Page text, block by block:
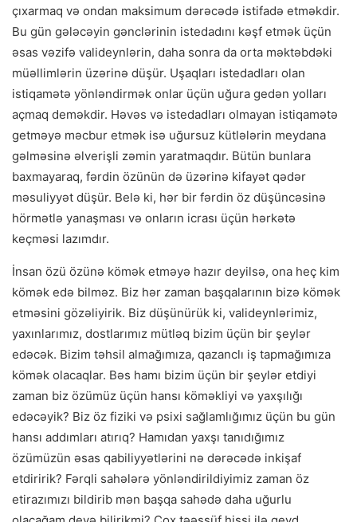
çıxarmaq və ondan maksimum dərəcədə istifadə etməkdir.
Bu gün gələcəyin gənclərinin istedadını kəşf etmək üçün
əsas vəzifə valideynlərin, daha sonra da orta məktəbdəki
müəllimlərin üzərinə düşür. Uşaqları istedadları olan
istiqamətə yönləndirmək onlar üçün uğura gedən yolları
açmaq deməkdir. Həvəs və istedadları olmayan istiqamətə
getməyə məcbur etmək isə uğursuz kütlələrin meydana
gəlməsinə əlverişli zəmin yaratmaqdır. Bütün bunlara
baxmayaraq, fərdin özünün də üzərinə kifayət qədər
məsuliyyət düşür. Belə ki, hər bir fərdin öz düşüncəsinə
hörmətlə yanaşması və onların icrası üçün hərkətə
keçməsi lazımdır.
İnsan özü özünə kömək etməyə hazır deyilsə, ona heç kim
kömək edə bilməz. Biz hər zaman başqalarının bizə kömək
etməsini gözəliyirik. Biz düşünürük ki, valideynlərimiz,
yaxınlarımız, dostlarımız mütləq bizim üçün bir şeylər
edəcək. Bizim təhsil almağımıza, qazanclı iş tapmağımıza
kömək olacaqlar. Bəs hamı bizim üçün bir şeylər etdiyi
zaman biz özümüz üçün hansı köməkliyi və yaxşılığı
edəcəyik? Biz öz fiziki və psixi sağlamlığımız üçün bu gün
hansı addımları atırıq? Hamıdan yaxşı tanıdığımız
özümüzün əsas qabiliyyətlərini nə dərəcədə inkişaf
etdiririk? Fərqli sahələrə yönləndirildiyimiz zaman öz
etirazımızı bildirib mən başqa sahədə daha uğurlu